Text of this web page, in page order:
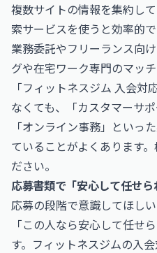
複数サイトの情報を集約し
索サービスを使うと効率的で
業務委託やフリーランス向
グや在宅ワーク専門のマッ
「フィットネスジム 入会対
なくても、「カスタマーサ
「オンライン事務」といっ
ていることがよくあります
ださい。
応募書類で「安心して任せ
応募の段階で意識してほし
「この人なら安心して任せ
す。フィットネスジムの入